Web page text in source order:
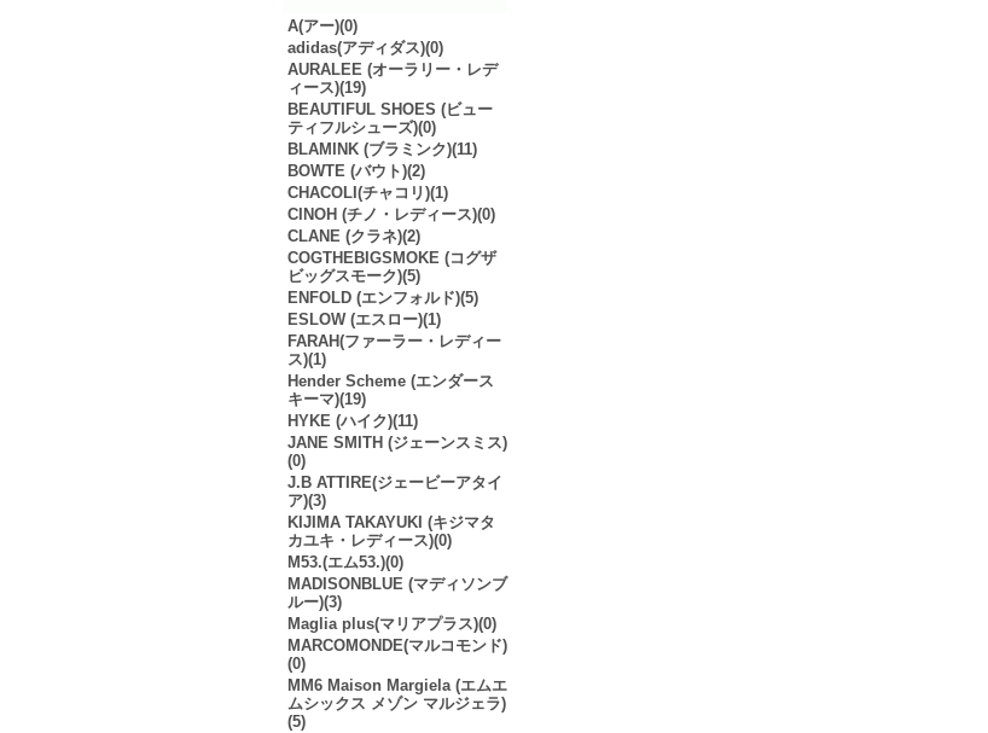
A(アー)(0)
adidas(アディダス)(0)
AURALEE (オーラリー・レデ
ィース)(19)
BEAUTIFUL SHOES (ビュー
ティフルシューズ)(0)
BLAMINK (ブラミンク)(11)
BOWTE (バウト)(2)
CHACOLI(チャコリ)(1)
CINOH (チノ・レディース)(0)
CLANE (クラネ)(2)
COGTHEBIGSMOKE (コグザ
ビッグスモーク)(5)
ENFOLD (エンフォルド)(5)
ESLOW (エスロー)(1)
FARAH(ファーラー・レディー
ス)(1)
Hender Scheme (エンダース
キーマ)(19)
HYKE (ハイク)(11)
JANE SMITH (ジェーンスミス)
(0)
J.B ATTIRE(ジェービーアタイ
ア)(3)
KIJIMA TAKAYUKI (キジマタ
カユキ・レディース)(0)
M53.(エム53.)(0)
MADISONBLUE (マディソンブ
ルー)(3)
Maglia plus(マリアプラス)(0)
MARCOMONDE(マルコモンド)
(0)
MM6 Maison Margiela (エムエ
ムシックス メゾン マルジェラ)
(5)